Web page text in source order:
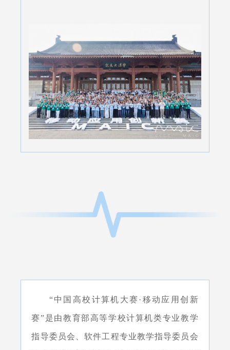
“中国高校计算机大赛·移动应用创新
赛”是由教育部高等学校计算机类专业教学
指导委员会、软件工程专业教学指导委员会